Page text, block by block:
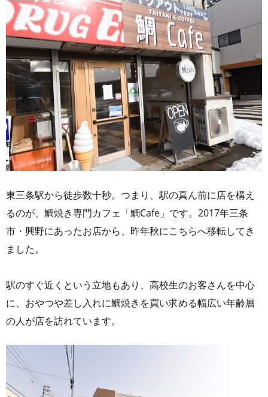
東三条駅から徒歩数十秒。つまり、駅の真ん前に店を構え
るのが、鯛焼き専門カフェ「鯛Cafe」です。2017年三条
市・興野にあったお店から、昨年秋にこちらへ移転してき
ました。
駅のすぐ近くという立地もあり、高校生のお客さんを中心
に、おやつや差し入れに鯛焼きを買い求める幅広い年齢層
の人が店を訪れています。